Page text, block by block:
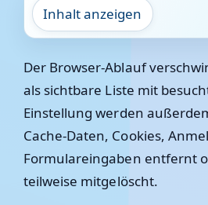
Inhalt anzeigen
Der Browser-Ablauf
als sichtbare Liste mit
Einstellung werden
Cache-Daten, Cookies,
Formulareingaben entfernt
teilweise mitgelöscht.